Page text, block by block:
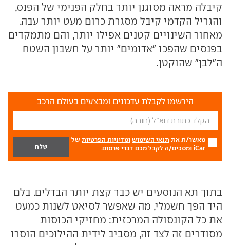
קיבלה מראה מסוגנן יותר בחלק הפנימי של הפנס,
והגריל הקדמי קיבל מסגרת כרום מעט יותר עבה.
מאחור השינויים קטנים אפילו יותר, והם מתמקדים
בפנסים שהפכו "אדומים" יותר על חשבון השטח
ה"לבן" שהוקטן.
הירשמו לקבלת עדכונים ומבצעים בעולם הרכב
מאשר/ת את תנאי השימוש ומדיניות הפרטיות של
iCar ומסכים/ה לקבל מכם דברי פרסום.
בתוך תא הנוסעים יש כבר קצת יותר הבדלים. בלם
היד הפך חשמלי, מה שאפשר לסיאט לשנות כמעט
את כל הקונסולה המרכזית: מחזיקי הכוסות
מסודרים זה לצד זה, מסביב לידית ההילוכים הוסרו